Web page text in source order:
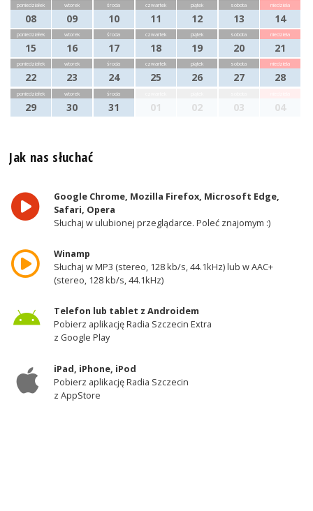
poniedziałek
08
wtorek
09
środa
10
czwartek
11
piątek
12
sobota
13
niedziela
14
poniedziałek
15
wtorek
16
środa
17
czwartek
18
piątek
19
sobota
20
niedziela
21
poniedziałek
22
wtorek
23
środa
24
czwartek
25
piątek
26
sobota
27
niedziela
28
poniedziałek
29
wtorek
30
środa
31 01 02 03 04
Jak nas słuchać
Google Chrome, Mozilla Firefox, Microsoft Edge,
Safari, Opera
Słuchaj w ulubionej przeglądarce. Poleć znajomym :)
Winamp
Słuchaj w MP3 (stereo, 128 kb/s, 44.1kHz) lub w AAC+
(stereo, 128 kb/s, 44.1kHz)
Telefon lub tablet z Androidem
Pobierz aplikację Radia Szczecin Extra
z Google Play
iPad, iPhone, iPod
Pobierz aplikację Radia Szczecin
z AppStore